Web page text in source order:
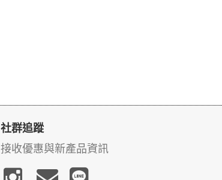
社群追蹤
接收優惠與新產品資訊